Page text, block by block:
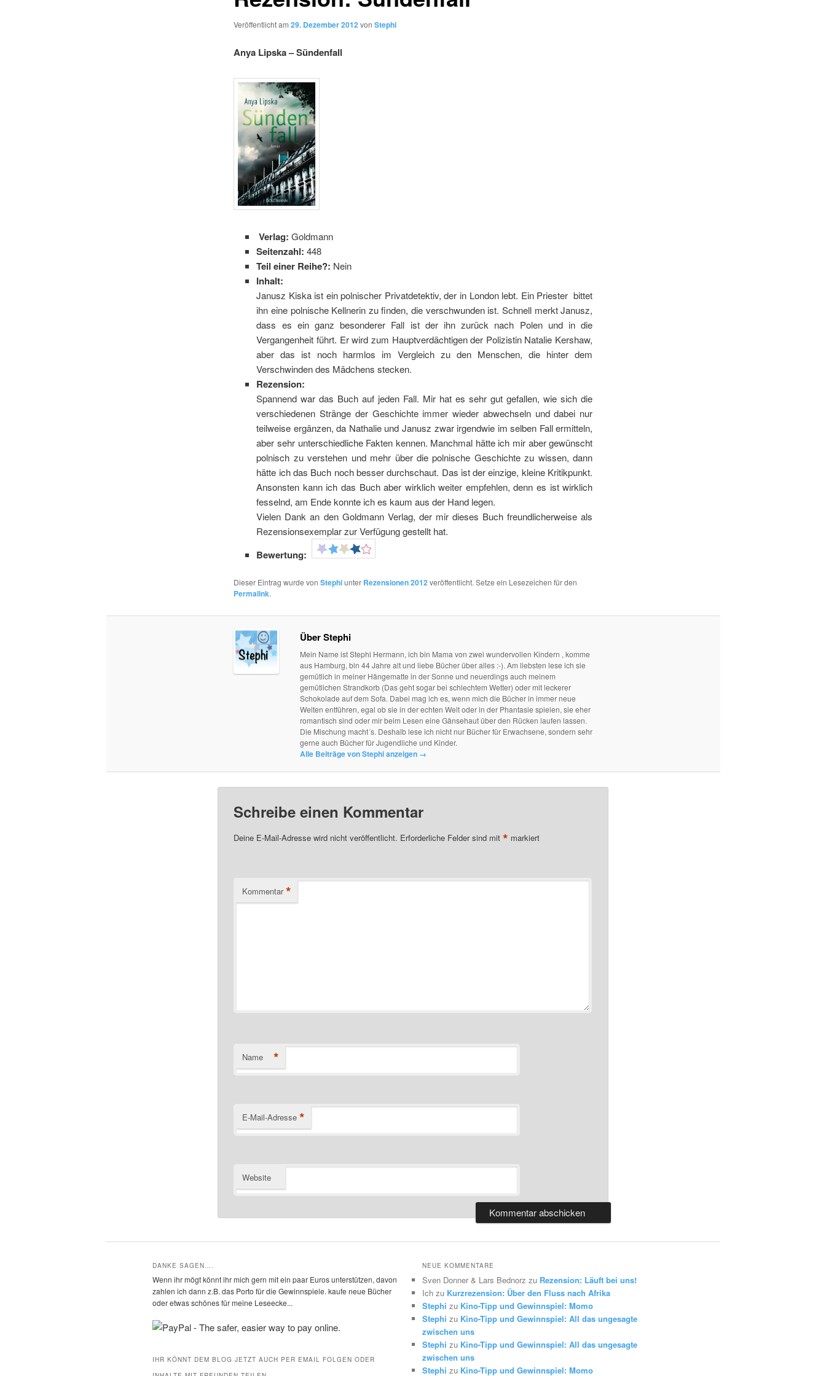
Veröffentlicht am 29. Dezember 2012von Stephi
Anya Lipska – Sündenfall
Verlag: Goldmann
Seitenzahl:448
Teil einer Reihe?: Nein
Inhalt:
Janusz Kiska ist ein polnischer Privatdetektiv, der in London lebt. Ein Priester bittet
ihn eine polnische Kellnerin zu finden, die verschwunden ist. Schnell merkt Janusz,
dass es ein ganz besonderer Fall ist der ihn zurück nach Polen und in die
Vergangenheit führt. Er wird zum Hauptverdächtigen der Polizistin Natalie Kershaw,
aber das ist noch harmlos im Vergleich zu den Menschen, die hinter dem
Verschwinden des Mädchens stecken.
Rezension:
Spannend war das Buch auf jeden Fall. Mir hat es sehr gut gefallen, wie sich die
verschiedenen Stränge der Geschichte immer wieder abwechseln und dabei nur
teilweise ergänzen, da Nathalie und Janusz zwar irgendwie im selben Fall ermitteln,
aber sehr unterschiedliche Fakten kennen. Manchmal hätte ich mir aber gewünscht
polnisch zu verstehen und mehr über die polnische Geschichte zu wissen, dann
hätte ich das Buch noch besser durchschaut. Das ist der einzige, kleine Kritikpunkt.
Ansonsten kann ich das Buch aber wirklich weiter empfehlen, denn es ist wirklich
fesselnd, am Ende konnte ich es kaum aus der Hand legen.
Vielen Dank an den Goldmann Verlag, der mir dieses Buch freundlicherweise als
Rezensionsexemplar zur Verfügung gestellt hat.
Bewertung:
Dieser Eintrag wurde von Stephiunter Rezensionen 2012veröffentlicht. Setze ein Lesezeichen für den
Permalink.
Über Stephi
Mein Name ist Stephi Hermann, ich bin Mama von zwei wundervollen Kindern , komme
aus Hamburg, bin 44 Jahre alt und liebe Bücher über alles :-). Am liebsten lese ich sie
gemütlich in meiner Hängematte in der Sonne und neuerdings auch meinem
gemütlichen Strandkorb (Das geht sogar bei schlechtem Wetter) oder mit leckerer
Schokolade auf dem Sofa. Dabei mag ich es, wenn mich die Bücher in immer neue
Welten entführen, egal ob sie in der echten Welt oder in der Phantasie spielen, sie eher
romantisch sind oder mir beim Lesen eine Gänsehaut über den Rücken laufen lassen.
Die Mischung macht´s. Deshalb lese ich nicht nur Bücher für Erwachsene, sondern sehr
gerne auch Bücher für Jugendliche und Kinder.
Alle Beiträge von Stephi anzeigen →
Schreibe einen Kommentar
Deine E-Mail-Adresse wird nicht veröffentlicht. Erforderliche Felder sind mit * markiert
Kommentar *
Name *
E-Mail-Adresse *
Website
DANKE SAGEN….
Wenn ihr mögt könnt ihr mich gern mit ein paar Euros unterstützen, davon
zahlen ich dann z.B. das Porto für die Gewinnspiele. kaufe neue Bücher
oder etwas schönes für meine Leseecke...
IHR KÖNNT DEM BLOG JETZT AUCH PER EMAIL FOLGEN ODER
NEUE KOMMENTARE
Sven Donner & Lars Bednorz zu Rezension: Läuft bei uns!
Ich zu Kurzrezension: Über den Fluss nach Afrika
Stephi zu Kino-Tipp und Gewinnspiel: Momo
Stephi zu Kino-Tipp und Gewinnspiel: All das ungesagte
zwischen uns
Stephi zu Kino-Tipp und Gewinnspiel: All das ungesagte
zwischen uns
Stephi zu Kino-Tipp und Gewinnspiel: Momo